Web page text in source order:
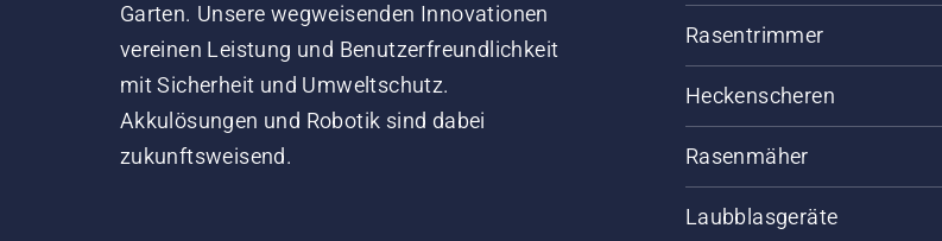
Garten. Unsere wegweisenden Innovationen
vereinen Leistung und Benutzerfreundlichkeit
mit Sicherheit und Umweltschutz.
Akkulösungen und Robotik sind dabei
zukunftsweisend.
Rasentrimmer
Heckenscheren
Rasenmäher
Laubblasgeräte